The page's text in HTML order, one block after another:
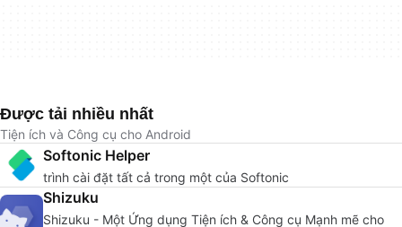
Được tải nhiều nhất
Tiện ích và Công cụ cho Android
Softonic Helper
trình cài đặt tất cả trong một của Softonic
Shizuku
Shizuku - Một Ứng dụng Tiện ích & Công cụ Mạnh mẽ cho